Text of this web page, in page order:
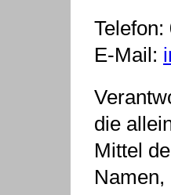
Telefon:
E-Mail:
die
Mittel